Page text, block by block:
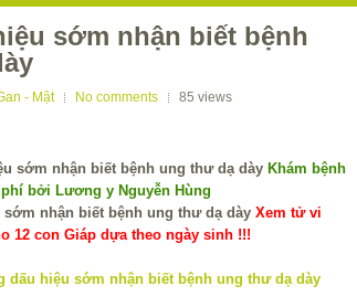
sớm nhận biết bệnh
- Mật No comments 85 views
Khám bệnh
bởi Lương y Nguyễn Hùng
Xem tử vi
12 con Giáp dựa theo ngày sinh !!!